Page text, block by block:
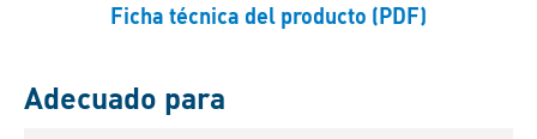
Ficha técnica del producto (PDF)
Adecuado para